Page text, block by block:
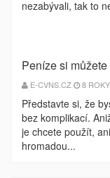
nezabývali, tak to
Peníze si
E-CVNS.CZ 8
Představte si, že
bez komplikací.
je chcete použít,
hromadou...